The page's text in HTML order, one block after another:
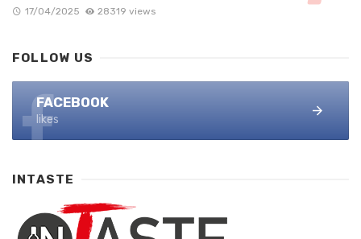
17/04/2025 28319 views
FOLLOW US
FACEBOOK
likes
INTASTE